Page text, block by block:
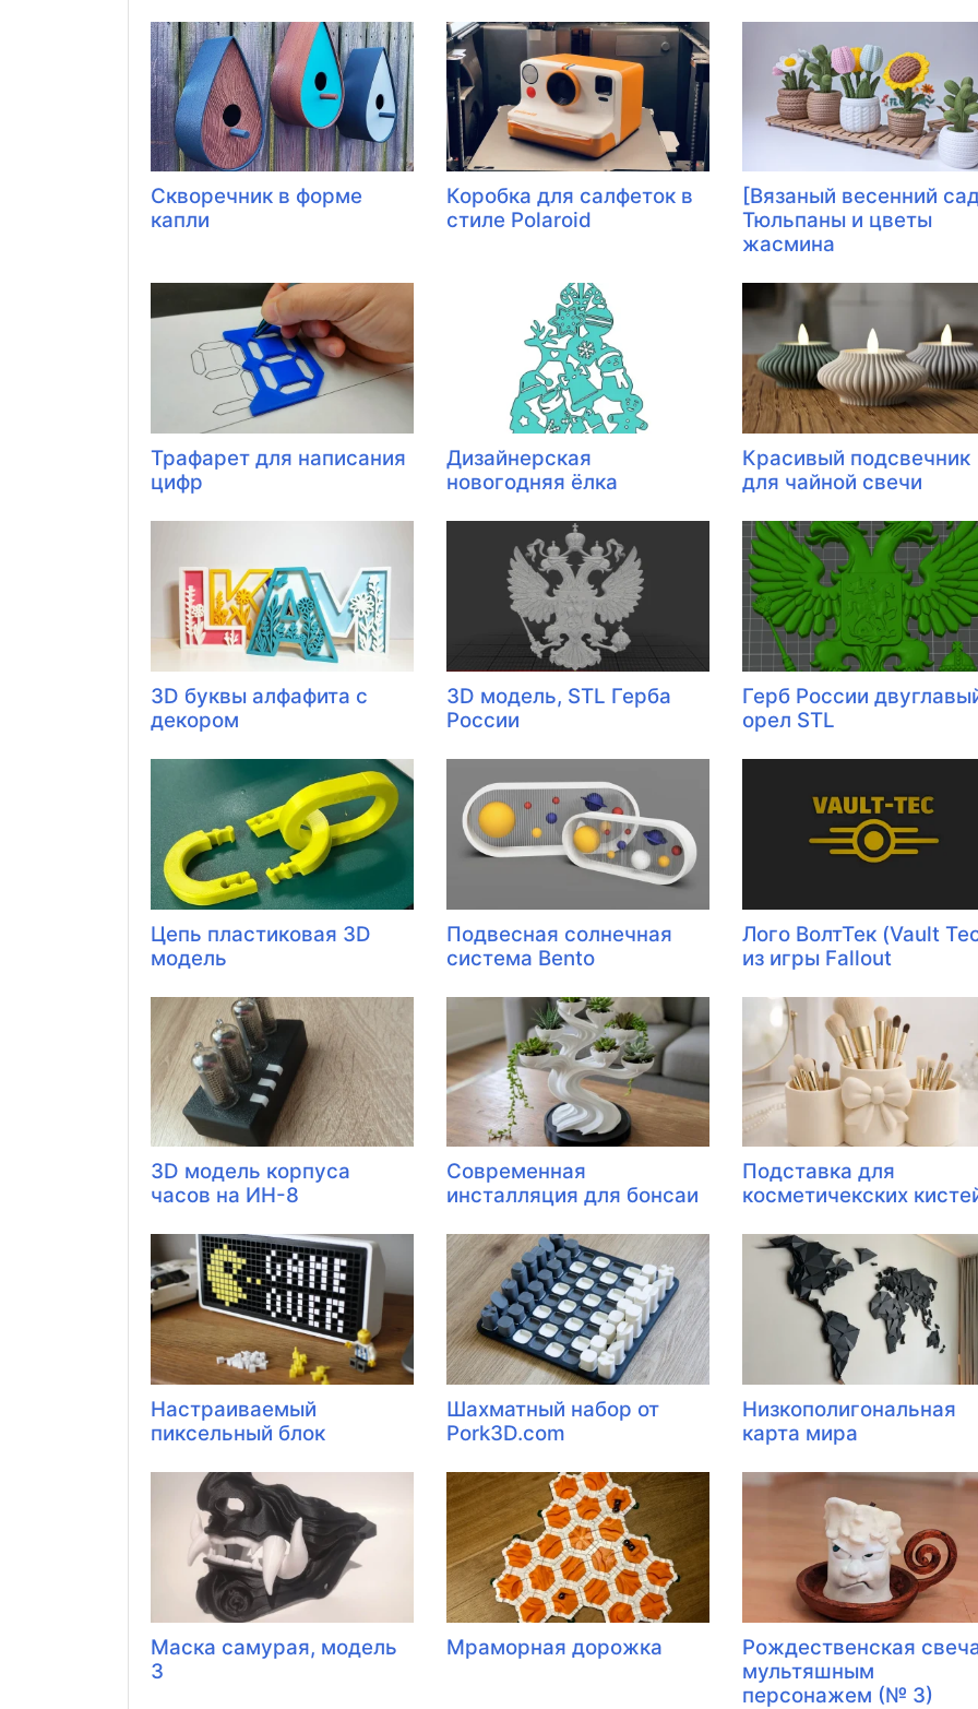
Скворечник в форме
капли
Коробка для салфеток в
стиле Polaroid
[Вязаный весенний
Тюльпаны и цветы
жасмина
Трафарет для написания
цифр
Дизайнерская
новогодняя ёлка
Красивый подсвечник
для чайной свечи
3D буквы алфафита с
декором
3D модель, STL Герба
России
Герб России
орел STL
Цепь пластиковая 3D
модель
Подвесная солнечная
система Bento
Лого ВолтТек (Vault
из игры Fallout
3D модель корпуса
часов на ИН-8
Современная
инсталляция для бонсаи
Подставка для
косметичекских
Настраиваемый
пиксельный блок
Шахматный набор от
Pork3D.com
Низкополигональная
карта мира
Маска самурая, модель
3
Мраморная дорожка
Рождественская
мультяшным
персонажем (№ 3)